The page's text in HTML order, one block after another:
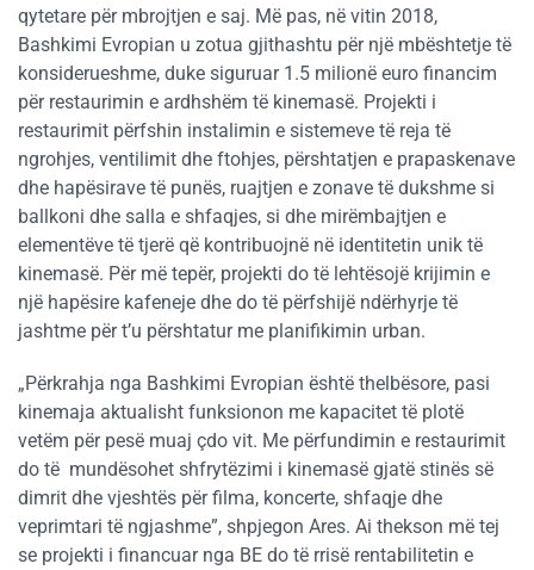
qytetare për mbrojtjen e saj. Më pas, në vitin 2018,
Bashkimi Evropian u zotua gjithashtu për një mbështetje të
konsiderueshme, duke siguruar 1.5 milionë euro financim
për restaurimin e ardhshëm të kinemasë. Projekti i
restaurimit përfshin instalimin e sistemeve të reja të
ngrohjes, ventilimit dhe ftohjes, përshtatjen e prapaskenave
dhe hapësirave të punës, ruajtjen e zonave të dukshme si
ballkoni dhe salla e shfaqjes, si dhe mirëmbajtjen e
elementëve të tjerë që kontribuojnë në identitetin unik të
kinemasë. Për më tepër, projekti do të lehtësojë krijimin e
një hapësire kafeneje dhe do të përfshijë ndërhyrje të
jashtme për t’u përshtatur me planifikimin urban.
„Përkrahja nga Bashkimi Evropian është thelbësore, pasi
kinemaja aktualisht funksionon me kapacitet të plotë
vetëm për pesë muaj çdo vit. Me përfundimin e restaurimit
do të mundësohet shfrytëzimi i kinemasë gjatë stinës së
dimrit dhe vjeshtës për filma, koncerte, shfaqje dhe
veprimtari të ngjashme”, shpjegon Ares. Ai thekson më tej
se projekti i financuar nga BE do të rrisë rentabilitetin e